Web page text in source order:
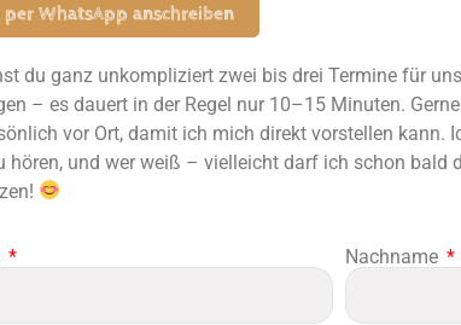
WhatsApp anschreiben
du ganz unkompliziert zwei bis drei Termine für
– es dauert in der Regel nur 10–15 Minuten.
vor Ort, damit ich mich direkt vorstellen kann.
hören, und wer weiß – vielleicht darf ich schon bald
Nachname